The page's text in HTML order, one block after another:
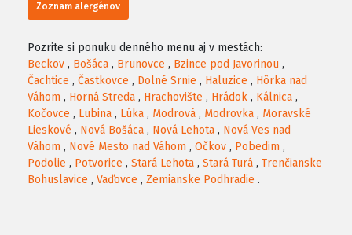
Zoznam alergénov
Pozrite si ponuku denného menu aj v mestách:
Beckov , Bošáca , Brunovce , Bzince pod Javorinou ,
Čachtice , Častkovce , Dolné Srnie , Haluzice , Hôrka nad
Váhom , Horná Streda , Hrachovište , Hrádok , Kálnica ,
Kočovce , Lubina , Lúka , Modrová , Modrovka , Moravské
Lieskové , Nová Bošáca , Nová Lehota , Nová Ves nad
Váhom , Nové Mesto nad Váhom , Očkov , Pobedim ,
Podolie , Potvorice , Stará Lehota , Stará Turá , Trenčianske
Bohuslavice , Vaďovce , Zemianske Podhradie .